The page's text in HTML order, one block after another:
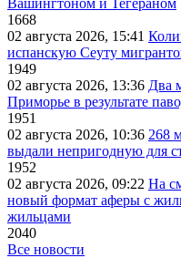
1668
02 августа 2026, 15:41
испанскую Сеуту
1949
02 августа 2026, 13:36 Два
Приморье в результате
1951
02 августа 2026, 10:36 268
выдали непригодную для
1952
02 августа 2026, 09:22 На
новый формат аферы с
жильцами
2040
Все новости